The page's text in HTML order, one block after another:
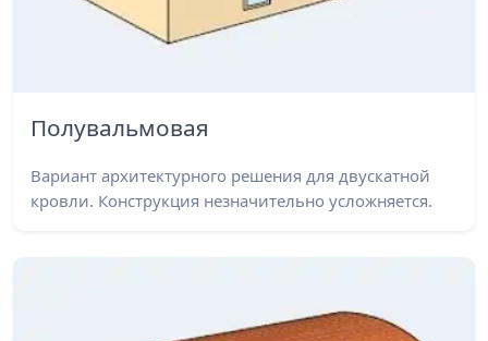
Полувальмовая
Вариант архитектурного решения для двускатной
кровли. Конструкция незначительно усложняется.